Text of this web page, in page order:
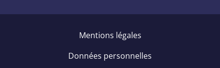
Mentions légales
Données personnelles